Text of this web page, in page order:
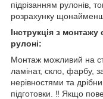
підрізанням рулонів,
розрахунку
Інструкція з
рулоні:
Монтаж можливий на
ламінат, скло, фарбу,
нерівностями та
підготовки. ‼️ Якщо